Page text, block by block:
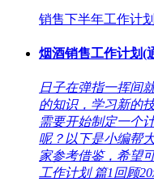
销售下半年工作计划
烟酒销售工作计划(
日子在弹指一挥间
的知识，学习新的
需要开始制定一个
呢？以下是小编帮
家参考借鉴，希望
工作计划 篇1回顾